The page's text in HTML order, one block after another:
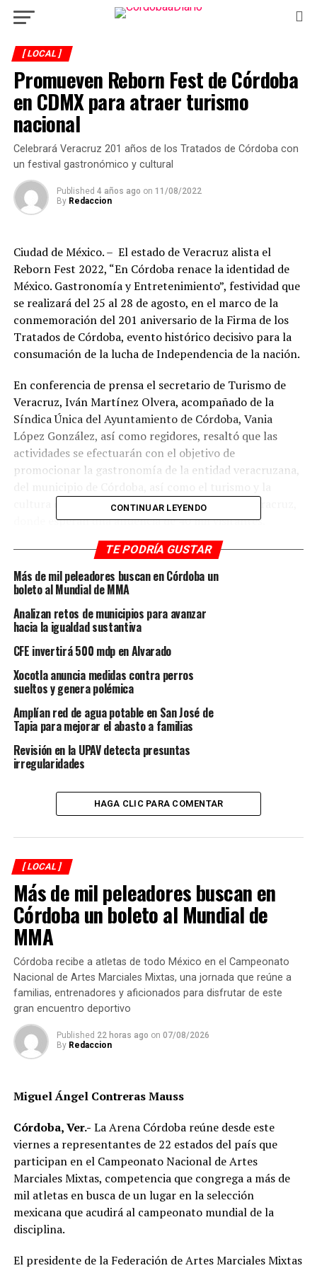
[ LOCAL ]
Promueven Reborn Fest de Córdoba
en CDMX para atraer turismo
nacional
Celebrará Veracruz 201 años de los Tratados de Córdoba con
un festival gastronómico y cultural
Published 4 años ago on 11/08/2022
By Redaccion
Ciudad de México. – El estado de Veracruz alista el
Reborn Fest 2022, “En Córdoba renace la identidad de
México. Gastronomía y Entretenimiento”, festividad que
se realizará del 25 al 28 de agosto, en el marco de la
conmemoración del 201 aniversario de la Firma de los
Tratados de Córdoba, evento histórico decisivo para la
consumación de la lucha de Independencia de la nación.
En conferencia de prensa el secretario de Turismo de
Veracruz, Iván Martínez Olvera, acompañado de la
Síndica Única del Ayuntamiento de Córdoba, Vania
López González, así como regidores, resaltó que las
actividades se efectuarán con el objetivo de
promocionar la gastronomía de la entidad veracruzana,
cultura de la región de las Altas Montañas de Veracruz,
donde esperan una alfuencia de 40 mil visitantes.
El proyecto del gobierno de Córdoba, que encabeza el
presidente, Juan Martínez Flores, es posicionar al
municipio a nivel estatal, nacional e internacional, como
productor de ron multipremiado y de exportación,
además de fomentar el orgullo que provoca ser parte de
la consumación de la Independencia, destacó a la prensa
nacional la síndica única.
México. Gastronomía y Entretenimiento”, es un evento
donde se darán cita los principales actores de la
industria alimenticia, restaurantera, hotelera, turística y
educativa del país, y se llevará a cabo del jueves 25 al
presentaciones musicales de Lupillo Rivera, Kabah,
Tierra Sagrada, Junior Klan, entre otros.
considerado a la República de Colombia como país
invitado, así como al estado de Tlaxcala como
participante.
En la rueda de prensa, Francisco Cuevas Ferrer, asesor
actividades especializadas que se realizarán con una
muestra gastronómica representativa de los municipios
y de su cocina tradicional, presentaciones de libros
gastronómicos de autoría veracruzana, conferencias
magistrales y clases demo con especialistas como
Susana Palazuelos, chefs y cocineras tradicionales y
Para mayor información se puede consultar la cartelera
RELATED TOPICS: FEATURED
DESPUÉS
Ofrece “Jueves Renace la Atención Ciudadana” 387
servicios y atenciones
ANTES
CONTINUAR LEYENDO
TE PODRÍA GUSTAR
Más de mil peleadores buscan en Córdoba un
boleto al Mundial de MMA
Analizan retos de municipios para avanzar
hacia la igualdad sustantiva
CFE invertirá 500 mdp en Alvarado
Xocotla anuncia medidas contra perros
sueltos y genera polémica
Amplían red de agua potable en San José de
Tapia para mejorar el abasto a familias
Revisión en la UPAV detecta presuntas
irregularidades
HAGA CLIC PARA COMENTAR
[ LOCAL ]
Más de mil peleadores buscan en
Córdoba un boleto al Mundial de
MMA
Córdoba recibe a atletas de todo México en el Campeonato
Nacional de Artes Marciales Mixtas, una jornada que reúne a
familias, entrenadores y aficionados para disfrutar de este
gran encuentro deportivo
Published 22 horas ago on 07/08/2026
By Redaccion
Miguel Ángel Contreras Mauss
Córdoba, Ver.- La Arena Córdoba reúne desde este
viernes a representantes de 22 estados del país que
participan en el Campeonato Nacional de Artes
Marciales Mixtas, competencia que congrega a más de
mil atletas en busca de un lugar en la selección
mexicana que acudirá al campeonato mundial de la
disciplina.
El presidente de la Federación de Artes Marciales Mixtas